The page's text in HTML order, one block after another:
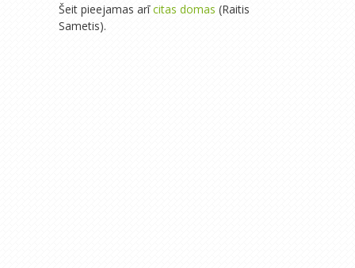
Šeit pieejamas arīcitas domas (Raitis
Sametis).